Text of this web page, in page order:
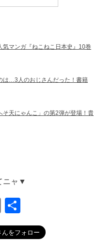
マンガ『ねこねこ日本史』10巻
は…3人のおじさんだった！書籍
そ天にゃんこ」の第2弾が登場！貴
ニャ▼
E
m
ail
有